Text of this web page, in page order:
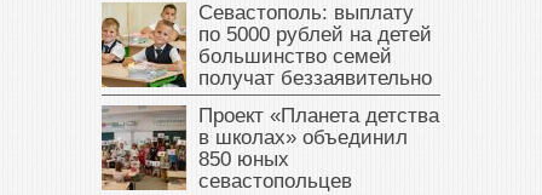
Севастополь: выплату
по 5000 рублей на детей
большинство семей
получат беззаявительно
Проект «Планета детства
в школах» объединил
850 юных
севастопольцев